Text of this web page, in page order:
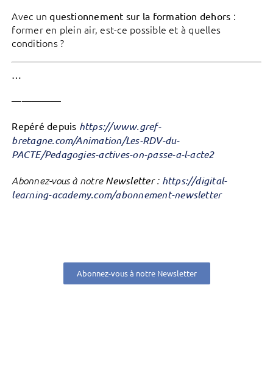
Avec unquestionnement sur la formation dehors :
former en plein air, est-ce possible et à quelles
conditions ?
—————
Repéré depuis https://www.gref-
bretagne.com/Animation/Les-RDV-du-
PACTE/Pedagogies-actives-on-passe-a-l-acte2
Abonnez-vous à notre Newsletter: https://digital-
learning-academy.com/abonnement-newsletter
Abonnez-vous à notre Newsletter